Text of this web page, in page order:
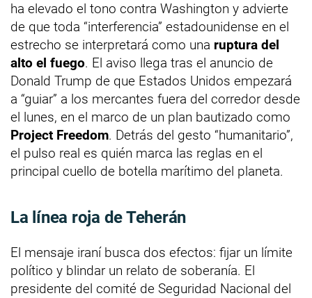
ha elevado el tono contra Washington y advierte
de que toda “interferencia” estadounidense en el
estrecho se interpretará como una ruptura del
alto el fuego. El aviso llega tras el anuncio de
Donald Trump de que Estados Unidos empezará
a “guiar” a los mercantes fuera del corredor desde
el lunes, en el marco de un plan bautizado como
Project Freedom. Detrás del gesto “humanitario”,
el pulso real es quién marca las reglas en el
principal cuello de botella marítimo del planeta.
La línea roja de Teherán
El mensaje iraní busca dos efectos: fijar un límite
político y blindar un relato de soberanía. El
presidente del comité de Seguridad Nacional del